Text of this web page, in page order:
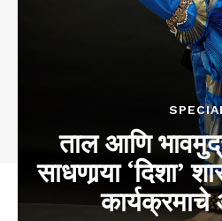
ताल आणि
साधणार्‍या ‘दिशा’